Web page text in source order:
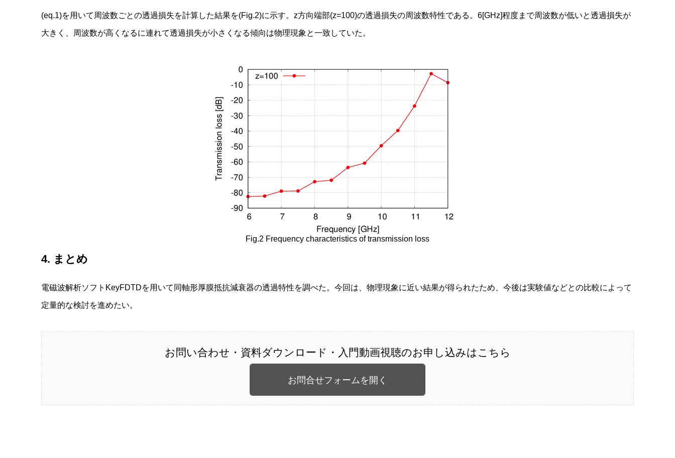
(eq.1)を用いて周波数ごとの透過損失を計算した結果を(Fig.2)に示す。z方向端部(z=100)の透過損失の周波数特性である。6[GHz]程度まで周波数が低いと透過損失が
大きく、周波数が高くなるに連れて透過損失が小さくなる傾向は物理現象と一致していた。
Fig.2 Frequency characteristics of transmission loss
4. まとめ
電磁波解析ソフトKeyFDTDを用いて同軸形厚膜抵抗減衰器の透過特性を調べた。今回は、物理現象に近い結果が得られたため、今後は実験値などとの比較によって
定量的な検討を進めたい。
お問い合わせ・資料ダウンロード・入門動画視聴のお申し込みはこちら
お問合せフォームを開く